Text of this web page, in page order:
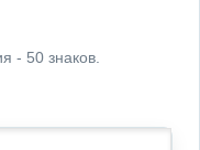
- 50 знаков.